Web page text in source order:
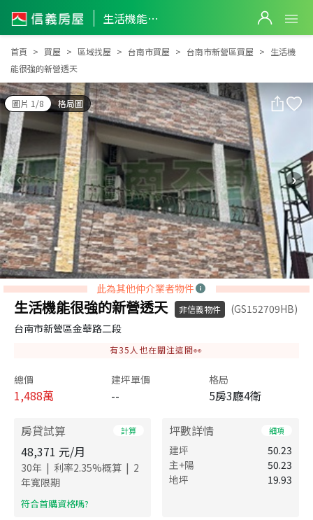
生活機能很強的新營透天
生活機能很強的新營透天
首頁 買屋 區域找屋 台南市買屋 台南市新營區買屋
生活機
能很強的新營透天
圖片 1/8 格局圖
此為其他仲介業者物件
生活機能很強的新營透天 非信義物件
(GS152709HB)
台南市新營區金華路二段
有35 人也在關注這間👀
總價
1,488萬
建坪單價
--
格局
5房3廳4衛
房貸試算 計算
48,371 元/月
30年 | 利率2.35%概算 | 2
年寬限期
​符合首購資格嗎?
坪數詳情 細項
建坪
50.23
主+陽
50.23
地坪
19.93